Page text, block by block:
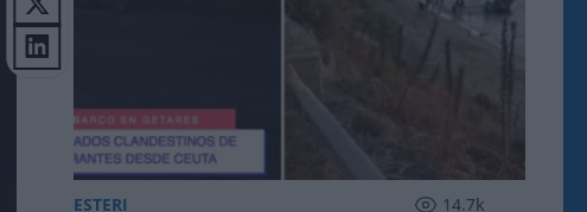
ESTERI 14.7k